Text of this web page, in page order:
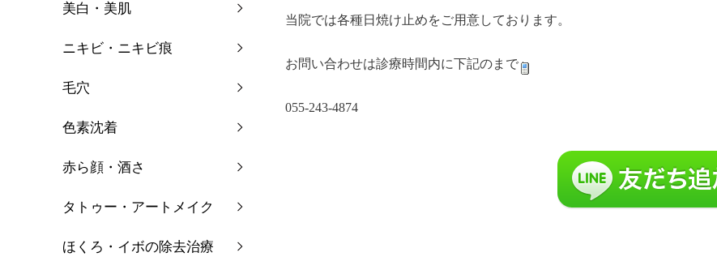
当院では各種日焼け止めをご用意しております。
お問い合わせは診療時間内に下記のまで
055-243-4874
美白・美肌
ニキビ・ニキビ痕
毛穴
色素沈着
赤ら顔・酒さ
タトゥー・アートメイク
ほくろ・イボの除去治療